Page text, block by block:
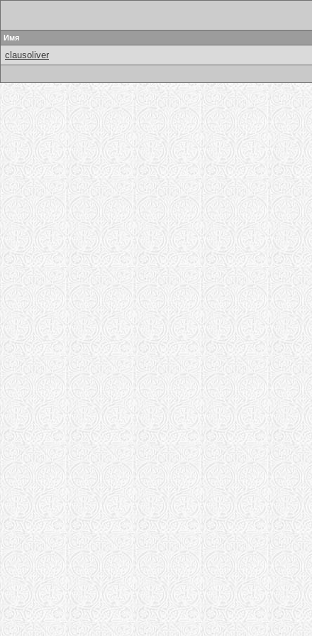
Имя
clausoliver